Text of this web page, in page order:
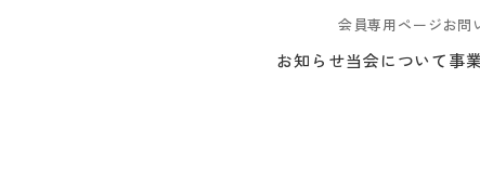
会員専用ページお問
お知らせ当会について事